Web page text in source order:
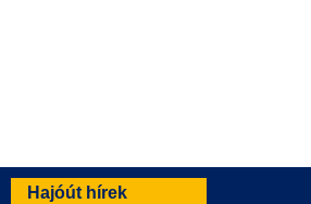
Hajóút hírek